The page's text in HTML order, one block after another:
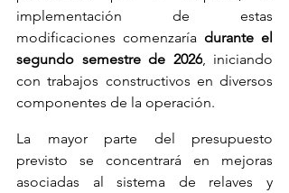
implementación de estas
modificaciones comenzaría durante el
segundo semestre de 2026, iniciando
con trabajos constructivos en diversos
componentes de la operación.
La mayor parte del presupuesto
previsto se concentrará en mejoras
asociadas al sistema de relaves y